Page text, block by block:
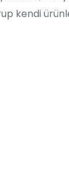
kendi